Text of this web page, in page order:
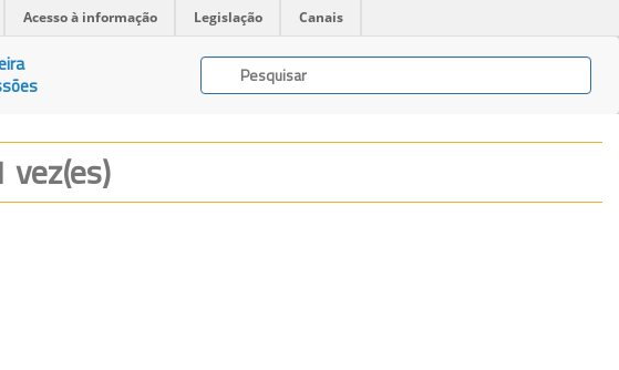
Acesso à informação Legislação Canais
vez(es)